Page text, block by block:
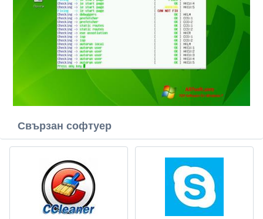
Свързан софтуер